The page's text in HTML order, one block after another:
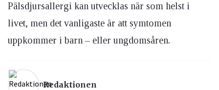
Pälsdjursallergi kan utvecklas när som helst i
livet, men det vanligaste är att symtomen
uppkommer i barn – eller ungdomsåren.
Redaktionen